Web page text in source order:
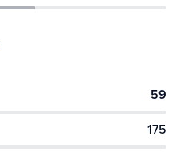
59
175